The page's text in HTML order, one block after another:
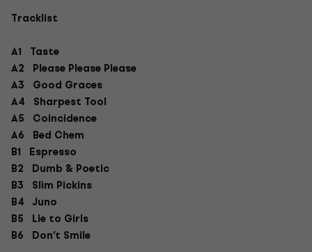
Tracklist
A1 Taste
A2 Please Please Please
A3 Good Graces
A4 Sharpest Tool
A5 Coincidence
A6 Bed Chem
B1 Espresso
B2 Dumb & Poetic
B3 Slim Pickins
B4 Juno
B5 Lie to Girls
B6 Don’t Smile